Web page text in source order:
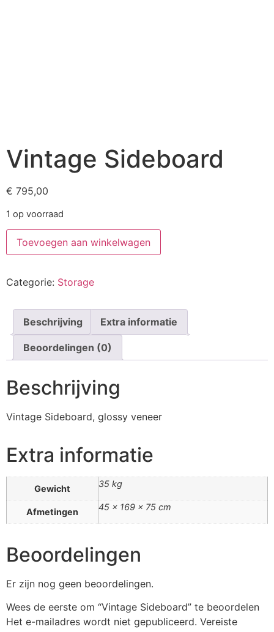
Vintage Sideboard
€ 795,00
1 op voorraad
Toevoegen aan winkelwagen
Categorie: Storage
Beschrijving Extra informatie
Beoordelingen (0)
Beschrijving
Vintage Sideboard, glossy veneer
Extra informatie
Gewicht 35 kg
Afmetingen 45 × 169 × 75 cm
Beoordelingen
Er zijn nog geen beoordelingen.
Wees de eerste om “Vintage Sideboard” te beoordelen
Het e-mailadres wordt niet gepubliceerd. Vereiste